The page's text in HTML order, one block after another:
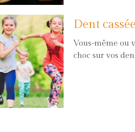
Dent
Vous-même ou
choc sur vos